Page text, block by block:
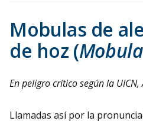
Mobulas de
de hoz (
En peligro crítico según la UICN,
Llamadas así por la